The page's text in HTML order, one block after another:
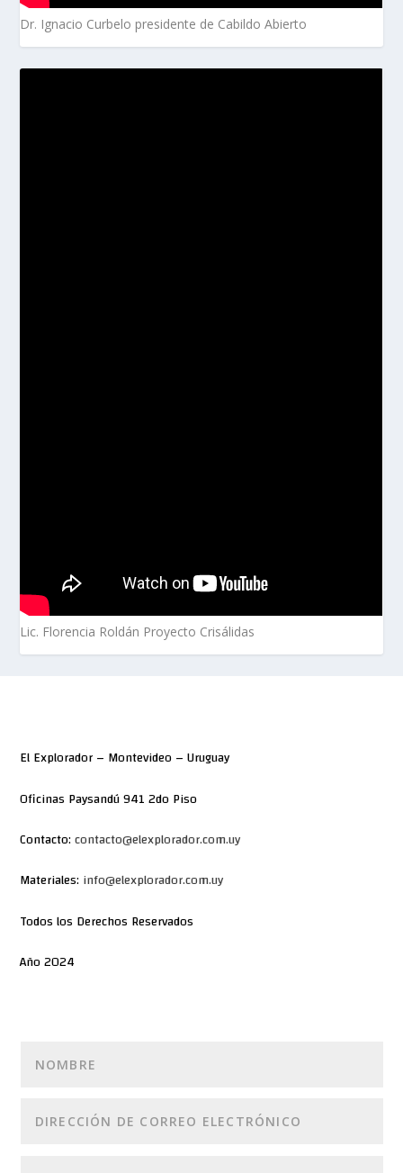
Dr. Ignacio Curbelo presidente de Cabildo Abierto
Lic. Florencia Roldán Proyecto Crisálidas
El Explorador – Montevideo – Uruguay
Oficinas Paysandú 941 2do Piso
Contacto:contacto@elexplorador.com.uy
Materiales: info@elexplorador.com.uy
Todos los Derechos Reservados
Año 2024